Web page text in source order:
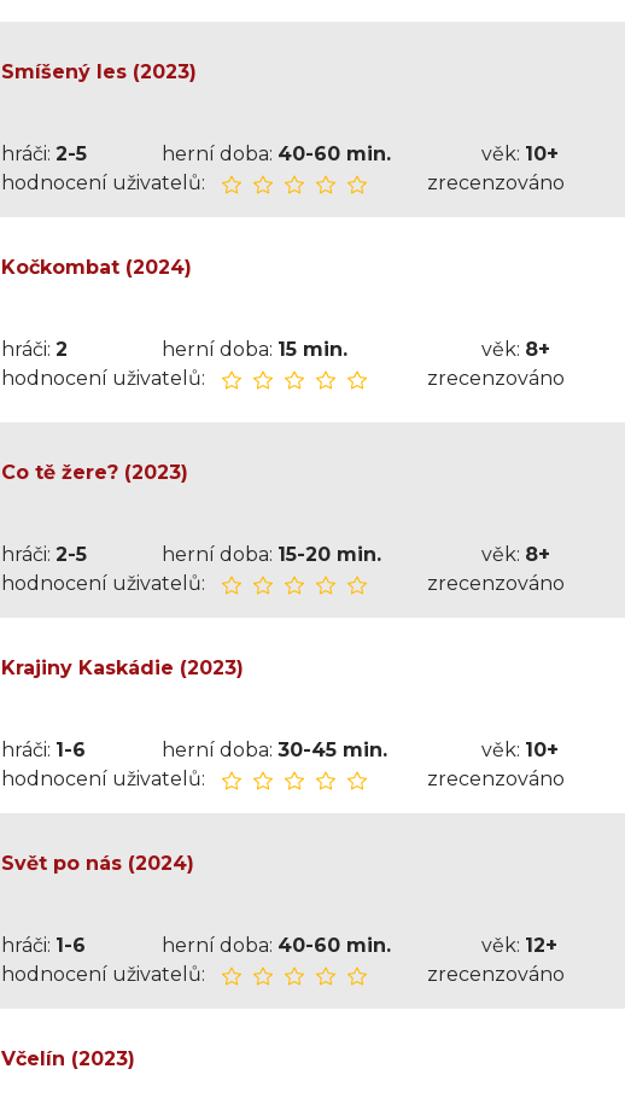
Smíšený les (2023)
hráči: 2-5 herní doba: 40-60 min. věk: 10+
hodnocení uživatelů:
zrecenzováno
Kočkombat (2024)
hráči: 2 herní doba: 15 min. věk: 8+
hodnocení uživatelů:
zrecenzováno
Co tě žere? (2023)
hráči: 2-5 herní doba: 15-20 min. věk: 8+
hodnocení uživatelů:
zrecenzováno
Krajiny Kaskádie (2023)
hráči: 1-6 herní doba: 30-45 min. věk: 10+
hodnocení uživatelů:
zrecenzováno
Svět po nás (2024)
hráči: 1-6 herní doba: 40-60 min. věk: 12+
hodnocení uživatelů:
zrecenzováno
Včelín (2023)